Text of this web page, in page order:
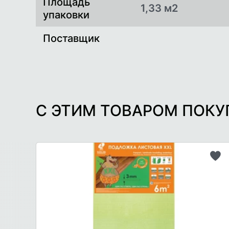
упаковки
1,33 м2
Поставщик
С ЭТИМ ТОВАРОМ